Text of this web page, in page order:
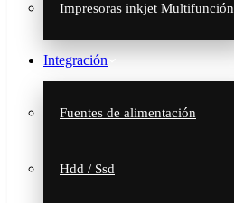
Impresoras inkjet Multifunción
Integración
Fuentes de alimentación
Hdd / Ssd